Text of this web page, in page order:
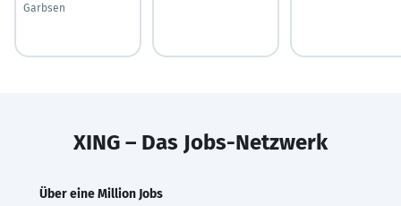
Garbsen
XING – Das Jobs-Netzwerk
Über eine Million Jobs